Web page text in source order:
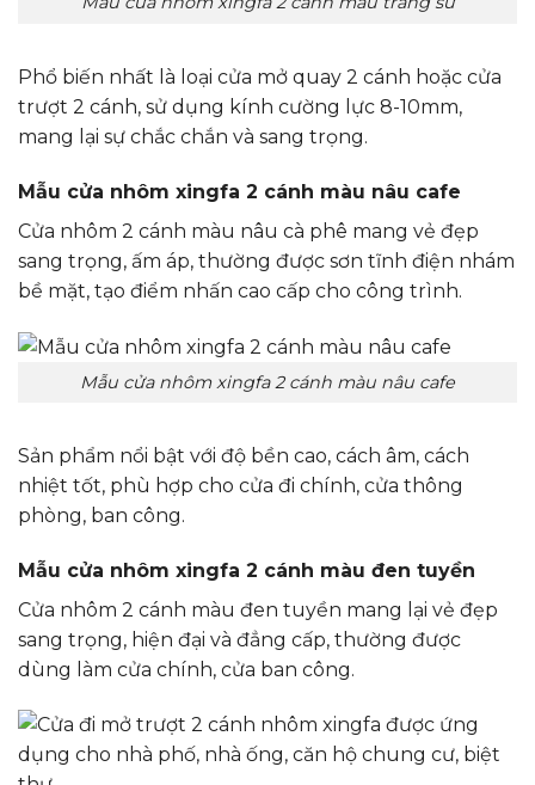
Phổ biến nhất là loại cửa mở quay 2 cánh hoặc cửa
trượt 2 cánh, sử dụng kính cường lực 8-10mm,
mang lại sự chắc chắn và sang trọng.
Mẫu cửa nhôm xingfa 2 cánh màu nâu cafe
Cửa nhôm 2 cánh màu nâu cà phê mang vẻ đẹp
sang trọng, ấm áp, thường được sơn tĩnh điện nhám
bề mặt, tạo điểm nhấn cao cấp cho công trình.
Mẫu cửa nhôm xingfa 2 cánh màu nâu cafe
Sản phẩm nổi bật với độ bền cao, cách âm, cách
nhiệt tốt, phù hợp cho cửa đi chính, cửa thông
phòng, ban công.
Mẫu cửa nhôm xingfa 2 cánh màu đen tuyền
Cửa nhôm 2 cánh màu đen tuyền mang lại vẻ đẹp
sang trọng, hiện đại và đẳng cấp, thường được
dùng làm cửa chính, cửa ban công.